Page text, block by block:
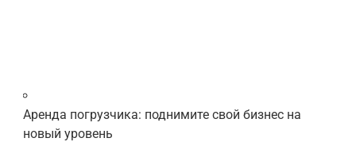
Аренда погрузчика: поднимите свой бизнес на
новый уровень